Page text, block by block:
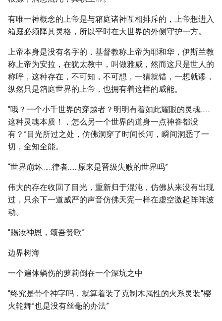
有唯一神概念的上帝是与箱庭诸神互相排斥的，上帝想进入
箱庭必须降其灵格，所以平时在大世界的外侧守护一方。
上帝本身是没有名字的，基督教称上帝为耶和华，伊斯兰教
称上帝为安拉，在犹太教中，叫做雅威，然而这只是世人的
称呼，这种存在，不可知，不可想，一猜就错，一想就谬，
纵然只是箱庭世界的上帝，也拥有着这样的威能。
“哦？一个小千世界的穿越者？明明有着如此耀眼的灵魂……
这种灵魂本质！，怎么另一个世界的道身一点神眷都没
有？”目光所过之处，仿佛洞穿了时间长河，瞬间洞悉了一
切，全知全能。
“世界崩坏……律者……原来是晋级失败的世界吗”
伟大的存在收回了目光，重新归于混沌，仿佛从来没有出现
过，只余下一道威严的声音仿佛天宪一样在虚空激起阵阵波
动。
“賜汝神恩，颂吾赞歌”
边界树海
一个遍体鳞伤的萝莉倒在一个深坑之中
“终究是带个神字吗，就算着装了克制木属性的火系灵装“樱
火轮舞”也是没有丝毫的办法”